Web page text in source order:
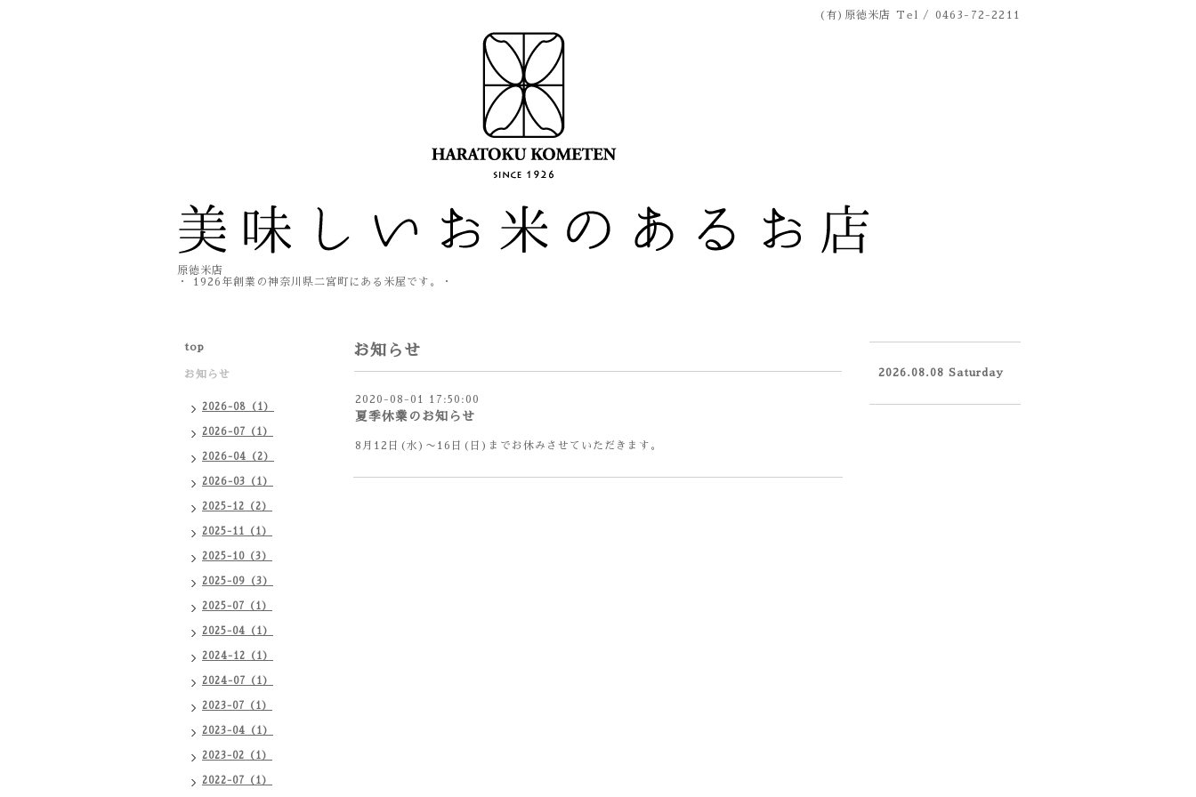
(有)原徳米店 Tel / 0463-72-2211
原徳米店
・ 1926年創業の神奈川県二宮町にある米屋です。・
お知らせ
2020-08-01 17:50:00
夏季休業のお知らせ
8月12日(水)〜16日(日)までお休みさせていただきます。
top
お知らせ
2026-08（1）
2026-07（1）
2026-04（2）
2026-03（1）
2025-12（2）
2025-11（1）
2025-10（3）
2025-09（3）
2025-07（1）
2025-04（1）
2024-12（1）
2024-07（1）
2023-07（1）
2023-04（1）
2023-02（1）
2022-07（1）
2026.08.08 Saturday